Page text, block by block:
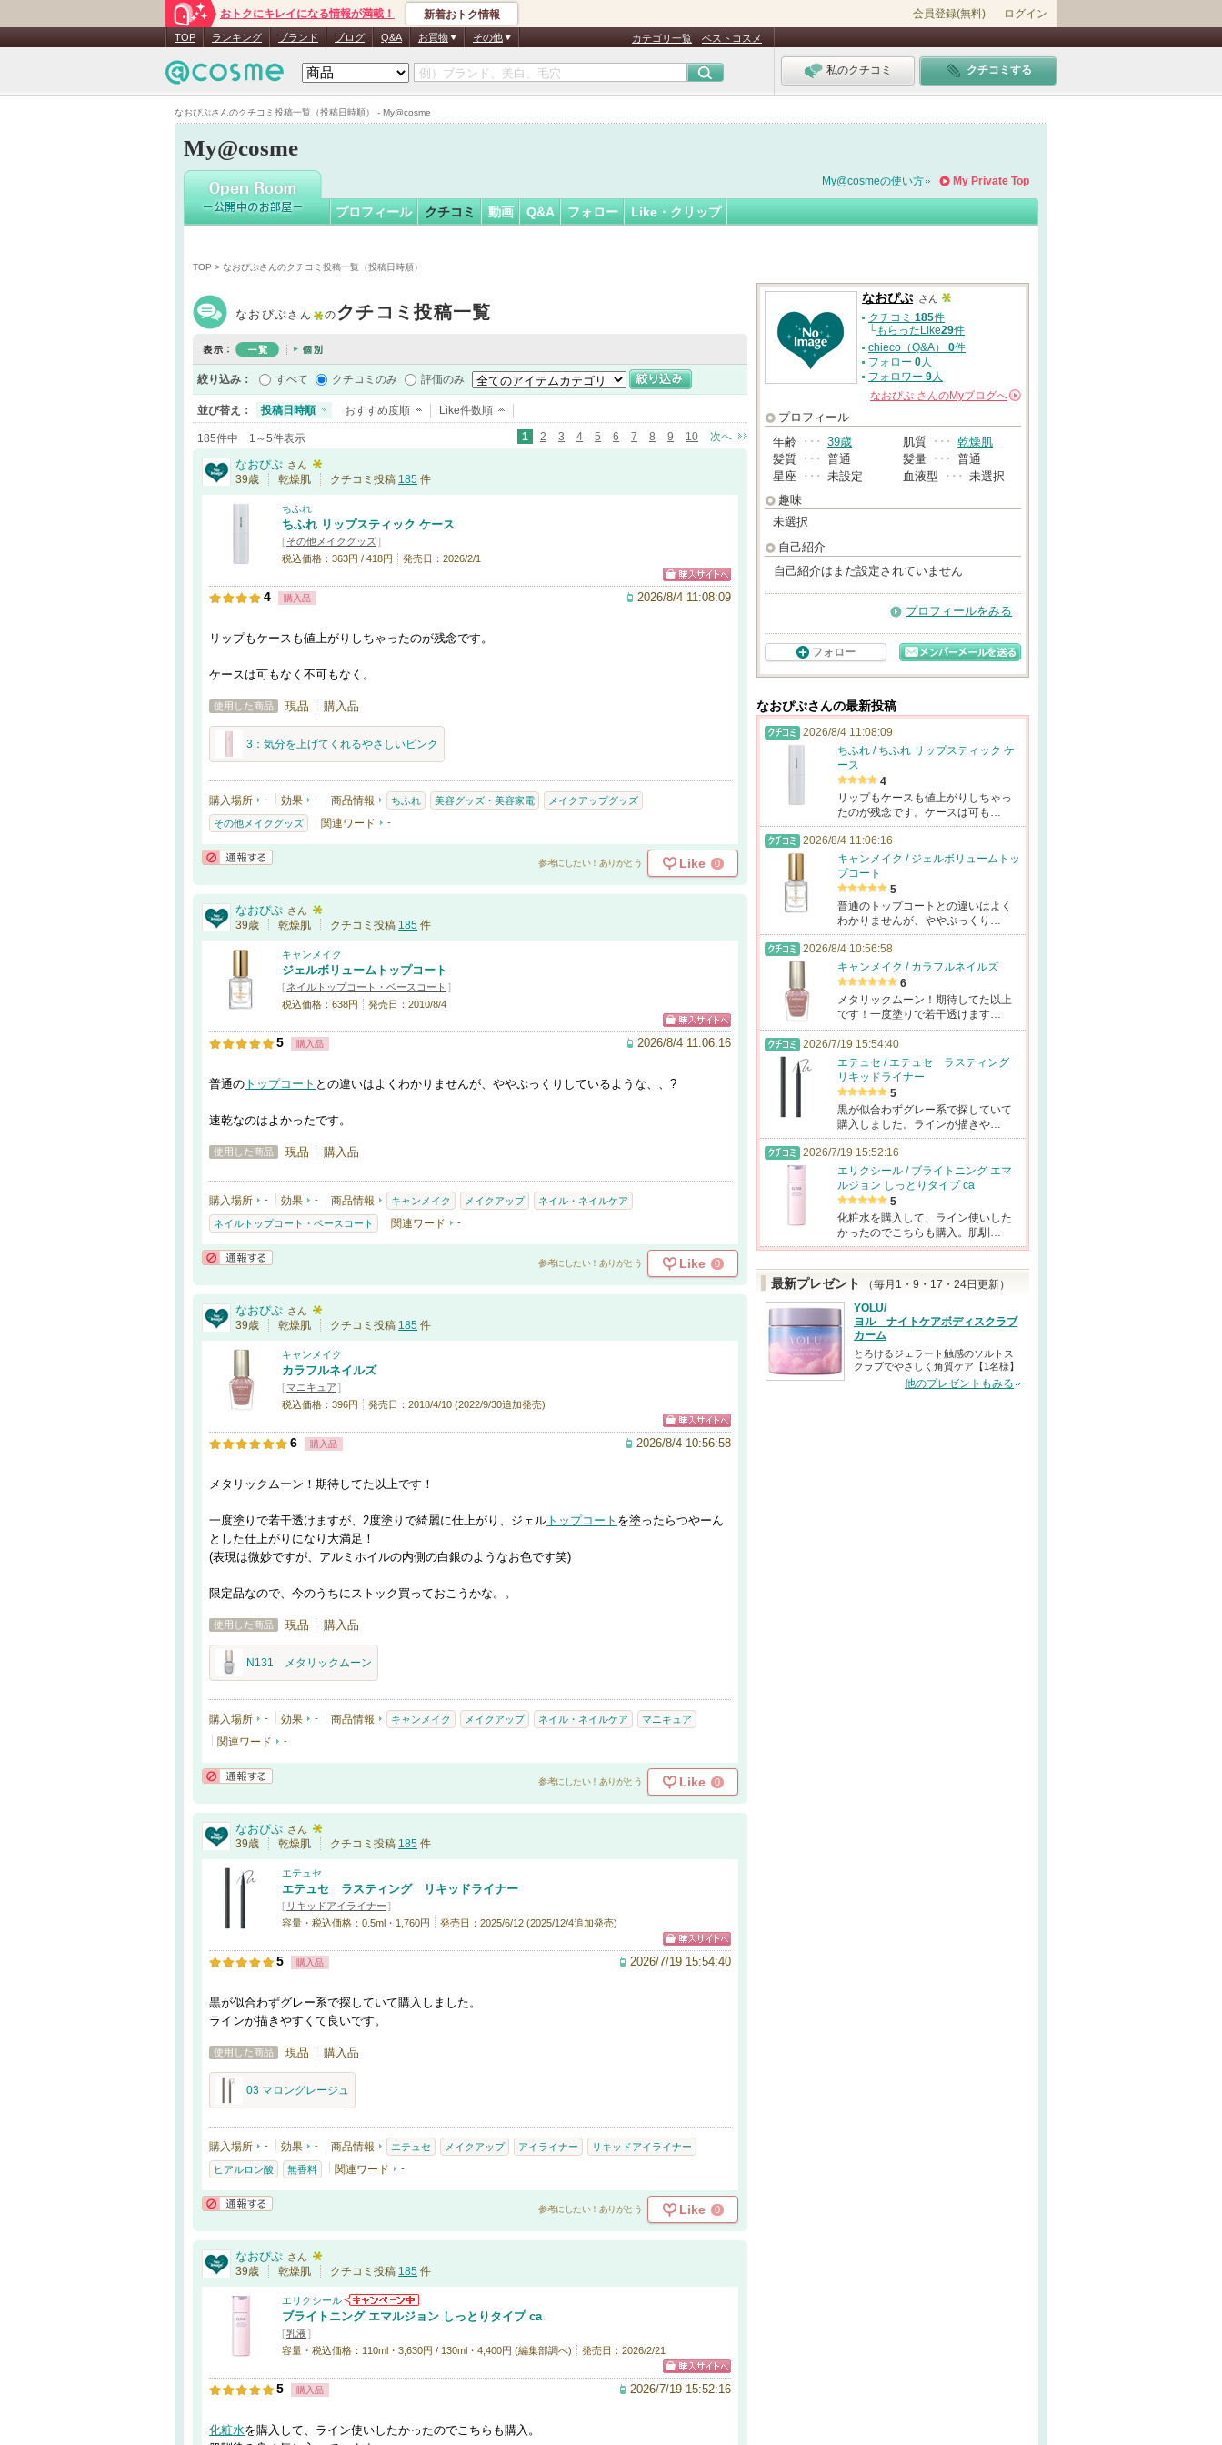
なおぴぷさんのクチコミ投稿一覧（投稿日時順） - My@cosme
おトクにキレイになる情報が満載！ 新着おトク情報 会員登録(無料) ログイン
TOP ランキング ブランド ブログ Q&A お買物 その他 カテゴリ一覧 ベストコスメ
私のクチコミ クチコミする
My@cosme
なおぴぷさん
My Private Top
My@cosmeの使い方
プロフィール クチコミ 動画 Q&A フォロー Like・クリップ
TOP > なおぴぷさんのクチコミ投稿一覧（投稿日時順）
なおぴぷさん のクチコミ投稿一覧
絞り込み： すべて クチコミのみ 評価のみ
並び替え： 投稿日時順 おすすめ度順 Like件数順
185件中 1～5件表示 1 2 3 4 5 6 7 8 9 10 次へ
なおぴぷ さん
39歳 乾燥肌 クチコミ投稿 185 件
ちふれ
ちふれ リップスティック ケース
[ その他メイクグッズ]
税込価格：363円 / 418円
発売日：2026/2/1
4 購入品 2026/8/4 11:08:09
リップもケースも値上がりしちゃったのが残念です。
ケースは可もなく不可もなく。
使用した商品 現品 購入品
3：気分を上げてくれるやさしいピンク
購入場所 - 効果 - 商品情報 ちふれ 美容グッズ・美容家電 メイクアップグッズ
その他メイクグッズ 関連ワード -
参考にしたい！ありがとう Like 0
なおぴぷ さん
39歳 乾燥肌 クチコミ投稿 185 件
キャンメイク
ジェルボリュームトップコート
[ ネイルトップコート・ベースコート ]
税込価格：638円
発売日：2010/8/4
5 購入品 2026/8/4 11:06:16
普通の トップコート との違いはよくわかりませんが、ややぷっくりしているような、、?
速乾なのはよかったです。
使用した商品 現品 購入品
購入場所 - 効果 - 商品情報 キャンメイク メイクアップ ネイル・ネイルケア
ネイルトップコート・ベースコート 関連ワード -
参考にしたい！ありがとう Like 0
なおぴぷ さん
39歳 乾燥肌 クチコミ投稿 185 件
キャンメイク
カラフルネイルズ
[ マニキュア ]
税込価格：396円
発売日：2018/4/10 (2022/9/30追加発売)
6 購入品 2026/8/4 10:56:58
メタリックムーン！期待してた以上です！
一度塗りで若干透けますが、2度塗りで綺麗に仕上がり、ジェル トップコート を塗ったらつやーん
とした仕上がりになり大満足！
(表現は微妙ですが、アルミホイルの内側の白銀のようなお色です笑)
限定品なので、今のうちにストック買っておこうかな。。
使用した商品 現品 購入品
N131 メタリックムーン
購入場所 - 効果 - 商品情報 キャンメイク メイクアップ ネイル・ネイルケア マニキュア
関連ワード -
参考にしたい！ありがとう Like 0
なおぴぷ さん
39歳 乾燥肌 クチコミ投稿 185 件
エテュセ
エテュセ ラスティング リキッドライナー
[ リキッドアイライナー ]
容量・税込価格：0.5ml・1,760円
発売日：2025/6/12 (2025/12/4追加発売)
5 購入品 2026/7/19 15:54:40
黒が似合わずグレー系で探していて購入しました。
ラインが描きやすくて良いです。
使用した商品 現品 購入品
03 マロングレージュ
購入場所 - 効果 - 商品情報 エテュセ メイクアップ アイライナー リキッドアイライナー
ヒアルロン酸 無香料 関連ワード -
参考にしたい！ありがとう Like 0
なおぴぷ さん
39歳 乾燥肌 クチコミ投稿 185 件
エリクシール
ブライトニング エマルジョン しっとりタイプ ca
[乳液]
容量・税込価格：110ml・3,630円 / 130ml・4,400円 (編集部調べ)
発売日：2026/2/21
5 購入品 2026/7/19 15:52:16
化粧水を購入して、ライン使いしたかったのでこちらも購入。
なおぴぷ さん
クチコミ 185件
└もらったLike29件
chieco（Q&A） 0件
フォロー 0人
フォロワー 9人
なおぴぷ さんのMyブログへ
プロフィール
年齢 ･･･ 39歳 肌質 ･･･ 乾燥肌
髪質 ･･･ 普通 髪量 ･･･ 普通
星座 ･･･ 未設定 血液型 ･･･ 未選択
趣味
未選択
自己紹介
自己紹介はまだ設定されていません
プロフィールをみる
フォロー
なおぴぷさんの最新投稿
2026/8/4 11:08:09
ちふれ / ちふれ リップスティック ケ
ース
4
リップもケースも値上がりしちゃっ
たのが残念です。ケースは可も…
2026/8/4 11:06:16
キャンメイク / ジェルボリュームトッ
プコート
5
普通のトップコートとの違いはよく
わかりませんが、ややぷっくり…
2026/8/4 10:56:58
キャンメイク / カラフルネイルズ
6
メタリックムーン！期待してた以上
です！一度塗りで若干透けます…
2026/7/19 15:54:40
エテュセ / エテュセ ラスティング
リキッドライナー
5
黒が似合わずグレー系で探していて
購入しました。ラインが描きや…
2026/7/19 15:52:16
エリクシール / ブライトニング エマ
ルジョン しっとりタイプ ca
5
化粧水を購入して、ライン使いした
かったのでこちらも購入。肌馴…
最新プレゼント
（毎月1・9・17・24日更新）
YOLU/
ヨル ナイトケアボディスクラブ
カーム
とろけるジェラート触感のソルトス
クラブでやさしく角質ケア【1名様】
他のプレゼントもみる